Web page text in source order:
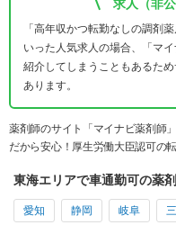
求人（非
「高年収かつ転勤なしの調剤
いった人気求人の場合、「マ
紹介してしまうこともあるた
あります。
薬剤師のサイト「マイナビ薬剤師
だから安心！厚生労働大臣認可の
東海エリアで車通勤可の薬
愛知 静岡 岐阜